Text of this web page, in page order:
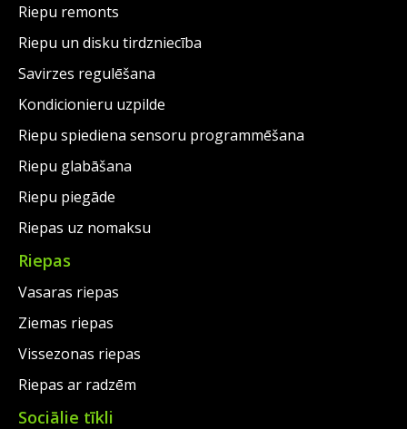
Riepu remonts
Riepu un disku tirdzniecība
Savirzes regulēšana
Kondicionieru uzpilde
Riepu spiediena sensoru programmēšana
Riepu glabāšana
Riepu piegāde
Riepas uz nomaksu
Riepas
Vasaras riepas
Ziemas riepas
Vissezonas riepas
Riepas ar radzēm
Sociālie tīkli